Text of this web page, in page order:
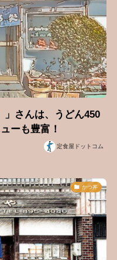
」さんは、うどん450
ーも豊富！
定食屋ドットコム
かつ丼